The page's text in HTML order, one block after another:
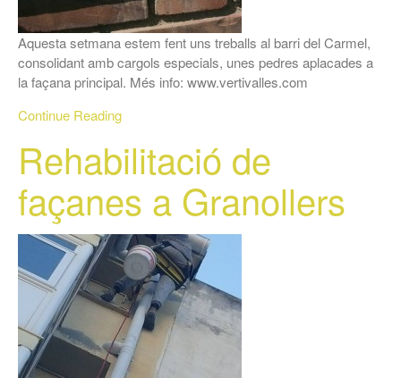
Aquesta setmana estem fent uns treballs al barri del Carmel,
consolidant amb cargols especials, unes pedres aplacades a
la façana principal. Més info: www.vertivalles.com
Continue Reading
Rehabilitació de
façanes a Granollers